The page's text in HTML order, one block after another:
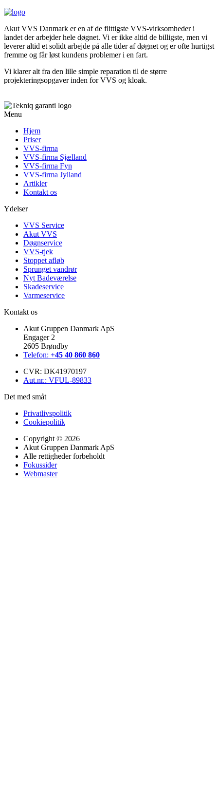
Akut VVS Danmark er en af de flittigste VVS-virksomheder i
landet der arbejder hele døgnet. Vi er ikke altid de billigste, men vi
leverer altid et solidt arbejde på alle tider af døgnet og er ofte hurtigst
fremme og får løst kundens problemer i en fart.
Vi klarer alt fra den lille simple reparation til de større
projekteringsopgaver inden for VVS og kloak.
Menu
Hjem
Priser
VVS-firma
VVS-firma Sjælland
VVS-firma Fyn
VVS-firma Jylland
Artikler
Kontakt os
Ydelser
VVS Service
Akut VVS
Døgnservice
VVS-tjek
Stoppet afløb
Sprunget vandrør
Nyt Badeværelse
Skadeservice
Varmeservice
Kontakt os
Akut Gruppen Danmark ApS
Engager 2
2605 Brøndby
Telefon: +45 40 860 860
CVR: DK41970197
Aut.nr.: VFUL-89833
Det med småt
Privatlivspolitik
Cookiepolitik
Copyright © 2026
Akut Gruppen Danmark ApS
Alle rettigheder forbeholdt
Fokussider
Webmaster